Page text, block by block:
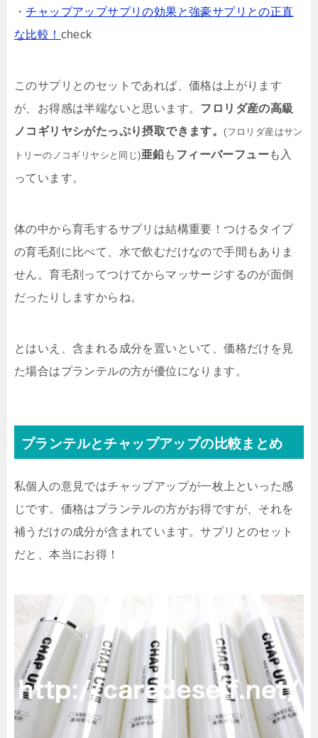
・チャップアップサプリの効果と強豪サプリとの正直
な比較！ check
このサプリとのセットであれば、価格は上がります
が、お得感は半端ないと思います。 フロリダ産の高級
ノコギリヤシがたっぷり摂取できます。(フロリダ産はサン
トリーのノコギリヤシと同じ)亜鉛も フィーバーフューも入
っています。
体の中から育毛するサプリは結構重要！つけるタイプ
の育毛剤に比べて、水で飲むだけなので手間もありま
せん。育毛剤ってつけてからマッサージするのが面倒
だったりしますからね。
とはいえ、含まれる成分を置いといて、価格だけを見
た場合はプランテルの方が優位になります。
プランテルとチャップアップの比較まとめ
私個人の意見ではチャップアップが一枚上 といった感
じです。価格はプランテルの方がお得ですが、それを
補うだけの成分が含まれています。サプリとのセット
だと、本当にお得！